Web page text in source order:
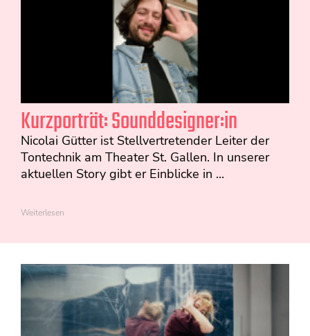
Kurzporträt: Sounddesigner:in
Nicolai Gütter ist Stellvertretender Leiter der
Tontechnik am Theater St. Gallen. In unserer
aktuellen Story gibt er Einblicke in ...
Weiterlesen